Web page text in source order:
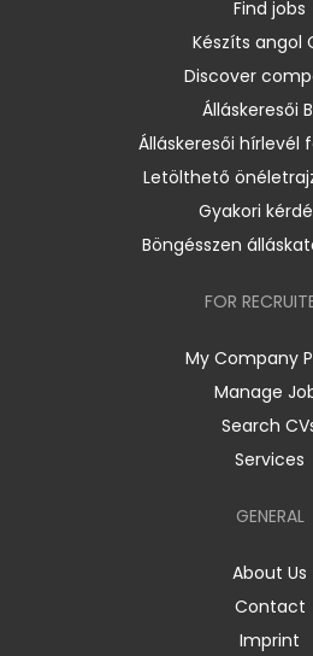
Find jobs
Készíts angol
Discover
Álláskeresői
Álláskeresői hírlevél
Letölthető
Gyakori
Böngésszen
FOR
My Company
Manage
Search
Services
GENERAL
About Us
Contact
Imprint